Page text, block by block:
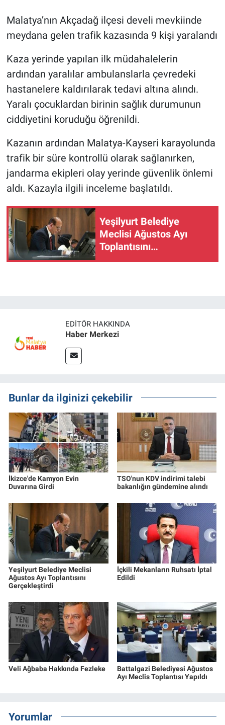
Malatya’nın Akçadağ ilçesi develi mevkiinde
meydana gelen trafik kazasında 9 kişi yaralandı
Kaza yerinde yapılan ilk müdahalelerin
ardından yaralılar ambulanslarla çevredeki
hastanelere kaldırılarak tedavi altına alındı.
Yaralı çocuklardan birinin sağlık durumunun
ciddiyetini koruduğu öğrenildi.
Kazanın ardından Malatya-Kayseri karayolunda
trafik bir süre kontrollü olarak sağlanırken,
jandarma ekipleri olay yerinde güvenlik önlemi
aldı. Kazayla ilgili inceleme başlatıldı.
Yeşilyurt Belediye
Meclisi Ağustos Ayı
Toplantısını
Gerçekleştirdi
EDITÖR HAKKINDA
Haber Merkezi
Bunlar da ilginizi çekebilir
İkizce'de Kamyon Evin
Duvarına Girdi
TSO'nun KDV indirimi talebi
bakanlığın gündemine alındı
Yeşilyurt Belediye Meclisi
Ağustos Ayı Toplantısını
Gerçekleştirdi
İçkili Mekanların Ruhsatı İptal
Edildi
Veli Ağbaba Hakkında Fezleke
Battalgazi Belediyesi Ağustos
Ayı Meclis Toplantısı Yapıldı
Yorumlar